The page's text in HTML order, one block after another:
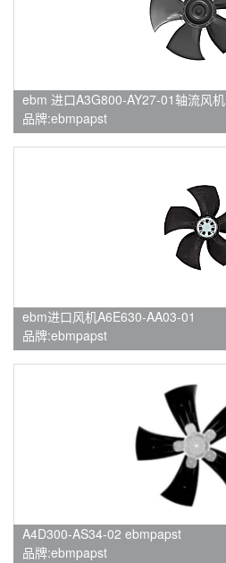
ebm 进口A3G800-AY27-01轴流风机
品牌:ebmpapst
ebm进口风机A6E630-AA03-01
品牌:ebmpapst
A4D300-AS34-02 ebmpapst
品牌:ebmpapst